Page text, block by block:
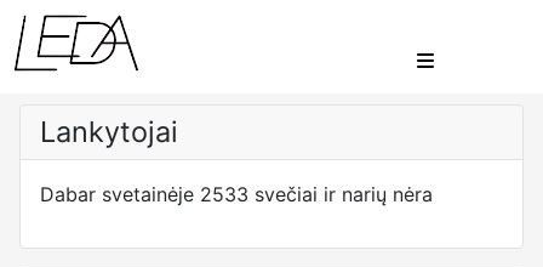
Lankytojai
Dabar svetainėje 2533 svečiai ir narių nėra